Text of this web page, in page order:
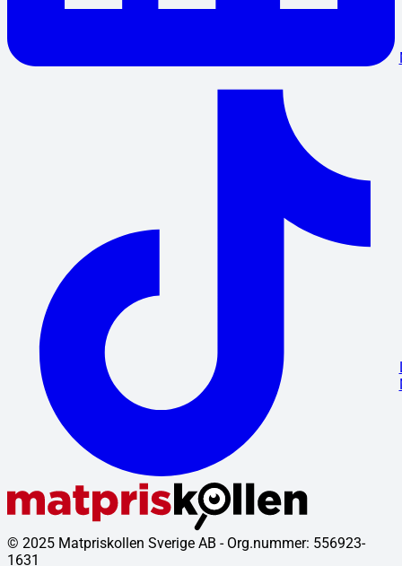
© 2025 Matpriskollen Sverige AB - Org.nummer: 556923-
1631